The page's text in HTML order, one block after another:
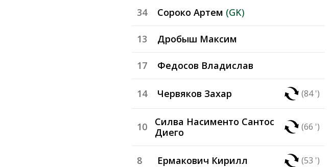
(GK)
Сороко Артем
34
Дробыш Максим
13
Федосов Владислав
17
(84 ')
Червяков Захар
14
(66 ')
Силва Насименто Сантос
Диего
10
(53 ')
Ермакович Кирилл
8